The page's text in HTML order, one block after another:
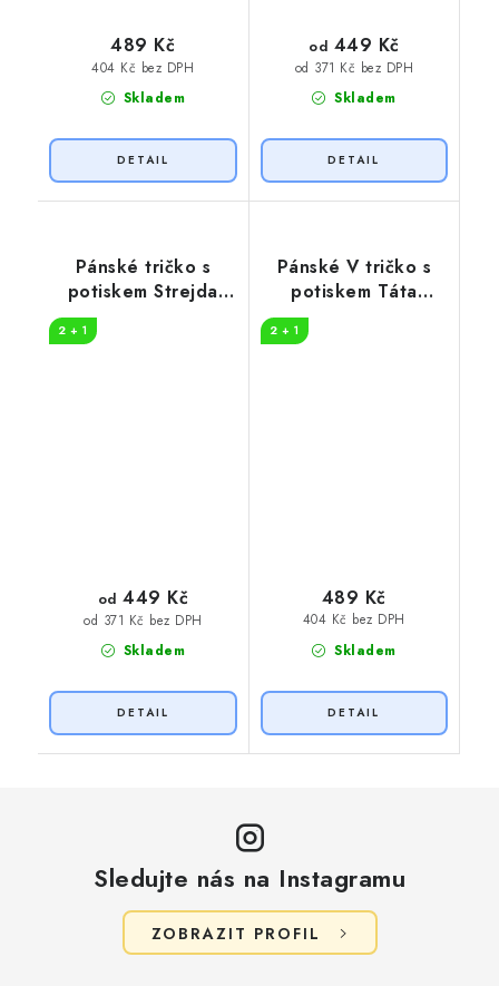
Skladem
404 Kč bez DPH
489 Kč
Skladem
od 371 Kč bez DPH
od 449 Kč
Pánské tričko s
potiskem Strejda
specialista
2 + 1
Skladem
od 371 Kč bez DPH
od 449 Kč
Pánské V tričko s
potiskem Táta
2 + 1
Skladem
404 Kč bez DPH
489 Kč
Sledujte nás na Instagramu
ZOBRAZIT PROFIL